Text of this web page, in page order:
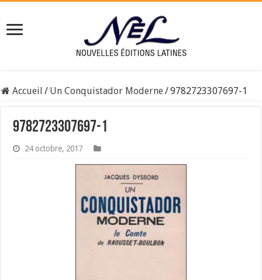
Accueil / Un Conquistador Moderne/9782723307697-1
9782723307697-1
24 octobre, 2017